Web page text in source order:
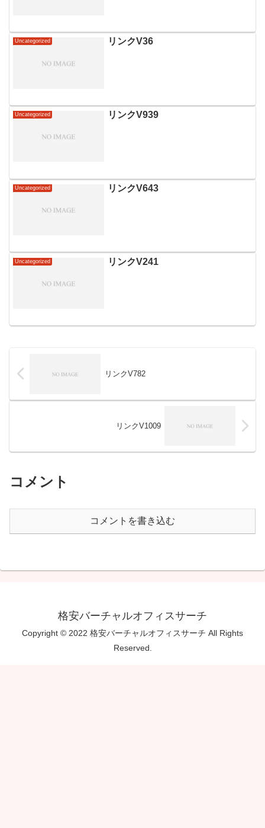
Uncategorized リンクV36
Uncategorized リンクV939
Uncategorized リンクV643
Uncategorized リンクV241
リンクV782
リンクV1009
コメント
コメントを書き込む
格安バーチャルオフィスサーチ
Copyright © 2022 格安バーチャルオフィスサーチ All Rights
Reserved.